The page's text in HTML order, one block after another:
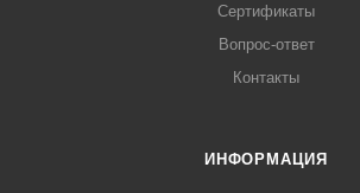
Сертификаты
Вопрос-ответ
Контакты
ИНФОРМАЦИЯ